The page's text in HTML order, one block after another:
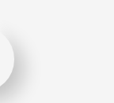
benötigt.